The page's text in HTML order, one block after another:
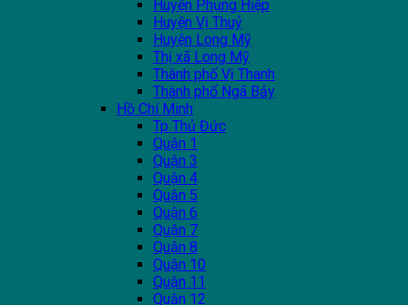
Huyện Phụng Hiệp
Huyện Vị Thuỷ
Huyện Long Mỹ
Thị xã Long Mỹ
Thành phố Vị Thanh
Thành phố Ngã Bảy
Hồ Chí Minh
Tp Thủ Đức
Quận 1
Quận 3
Quận 4
Quận 5
Quận 6
Quận 7
Quận 8
Quận 10
Quận 11
Quận 12